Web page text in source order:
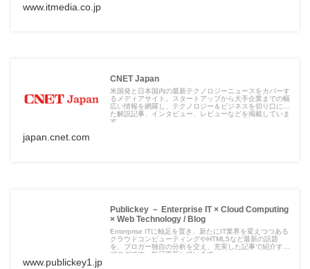
www.itmedia.co.jp
CNET Japan
米国発と日本国内の最新テクノロジーニュースをカバーす
るメディアサイト。スタートアップから大手企業までの幅
広い情報を網羅し、テクノロジー＆ビジネスを切り口にし
た解説記事、インタビュー、レビューなどを掲載していま
す。
japan.cnet.com
Publickey － Enterprise IT × Cloud Computing
× Web Technology / Blog
Enterprise ITに軸足を置き、新たにIT業界を変えつつある
クラウドコンピューティングやHTML5など最新の話題
を、ブロガー独自の分析を交え、充実した記事で紹介する
ブログです。毎日更新しています。
www.publickey1.jp